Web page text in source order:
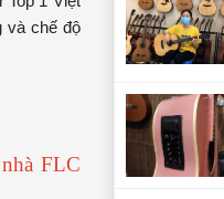
và chế độ
FLC